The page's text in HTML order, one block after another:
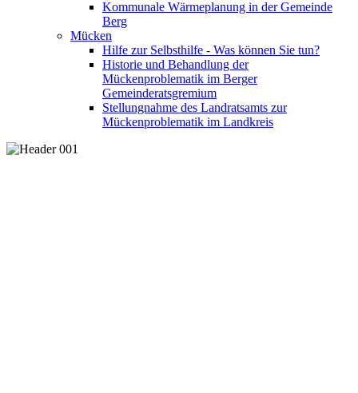
Kommunale Wärmeplanung in der Gemeinde
Berg
Mücken
Hilfe zur Selbsthilfe - Was können Sie tun?
Historie und Behandlung der
Mückenproblematik im Berger
Gemeinderatsgremium
Stellungnahme des Landratsamts zur
Mückenproblematik im Landkreis